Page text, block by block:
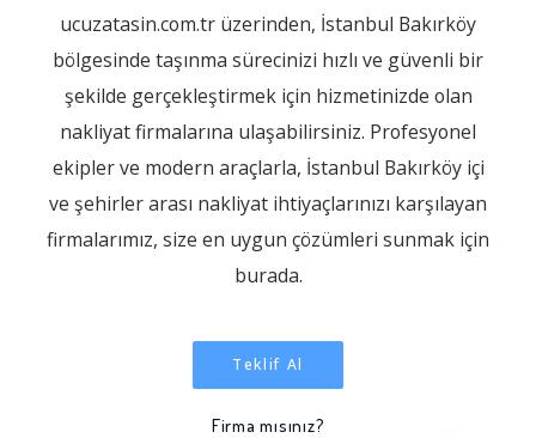
ucuzatasin.com.tr üzerinden, İstanbul Bakırköy
bölgesinde taşınma sürecinizi hızlı ve güvenli bir
şekilde gerçekleştirmek için hizmetinizde olan
nakliyat firmalarına ulaşabilirsiniz. Profesyonel
ekipler ve modern araçlarla, İstanbul Bakırköy içi
ve şehirler arası nakliyat ihtiyaçlarınızı karşılayan
firmalarımız, size en uygun çözümleri sunmak için
burada.
Teklif Al
Firma mısınız?